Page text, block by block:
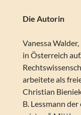
Die Autorin
Vanessa
in Österreich
arbeitete als
Christian
B. Lessmann